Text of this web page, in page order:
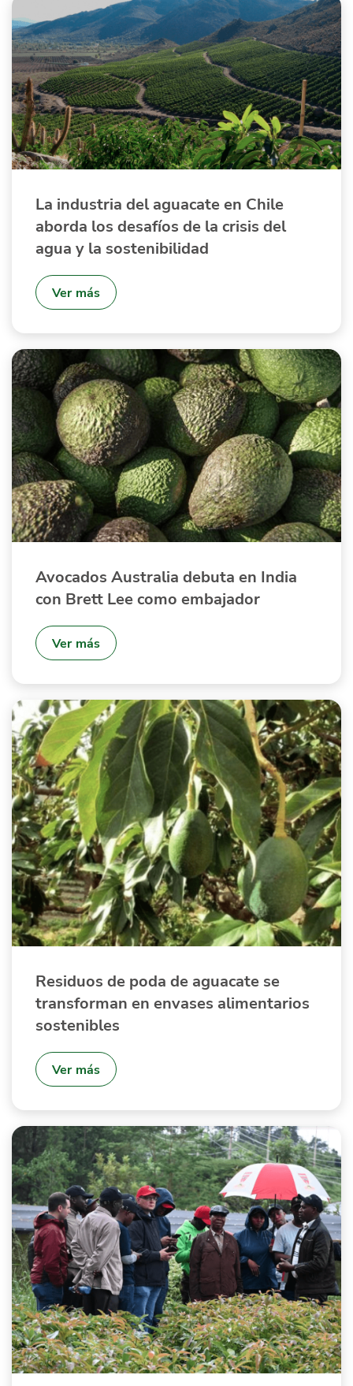
La industria del aguacate en Chile
aborda los desafíos de la crisis del
agua y la sostenibilidad
Ver más
Avocados Australia debuta en India
con Brett Lee como embajador
Ver más
Residuos de poda de aguacate se
transforman en envases alimentarios
sostenibles
Ver más